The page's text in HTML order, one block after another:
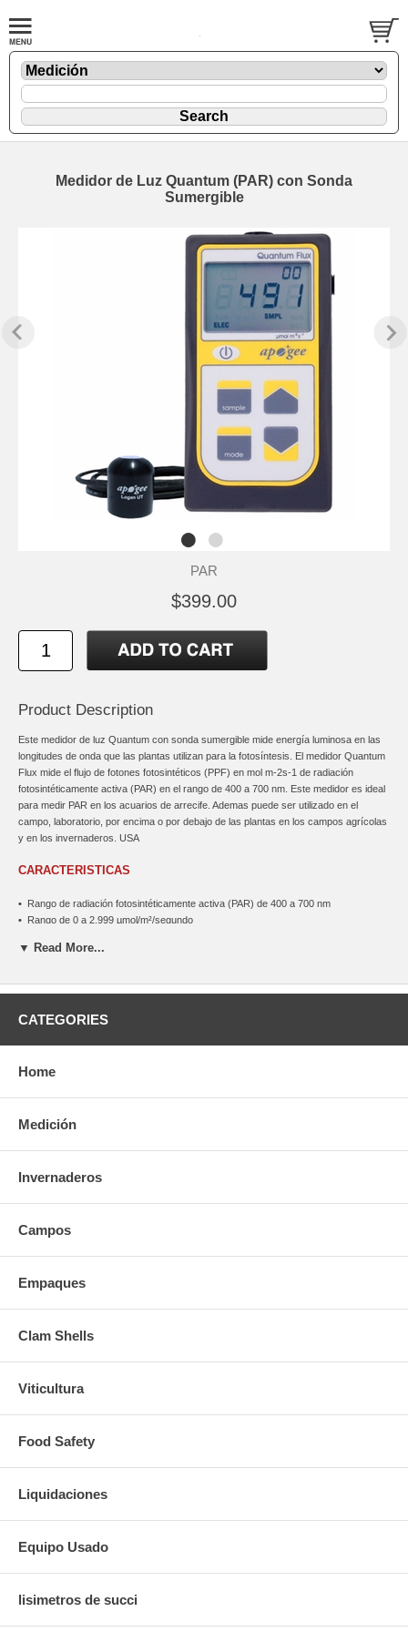
Medidor de Luz Quantum (PAR) con Sonda
Sumergible
PAR
$399.00
Product Description
Este medidor de luz Quantum con sonda sumergible mide energía luminosa en las
longitudes de onda que las plantas utilizan para la fotosíntesis. El medidor Quantum
Flux mide el flujo de fotones fotosintéticos (PPF) en mol m-2s-1 de radiación
fotosintéticamente activa (PAR) en el rango de 400 a 700 nm. Este medidor es ideal
para medir PAR en los acuarios de arrecife. Ademas puede ser utilizado en el
campo, laboratorio, por encima o por debajo de las plantas en los campos agrícolas
y en los invernaderos. USA
CARACTERISTICAS
• Rango de radiación fotosintéticamente activa (PAR) de 400 a 700 nm
• Rango de 0 a 2,999 µmol/m²/segundo
ESPECIFICACIONES
•Incluye sonda sumergible con cable de 2.2m
•Peso: 180 g
▼ Read More...
CATEGORIES
Home
Medición
Invernaderos
Campos
Empaques
Clam Shells
Viticultura
Food Safety
Liquidaciones
Equipo Usado
lisimetros de succi